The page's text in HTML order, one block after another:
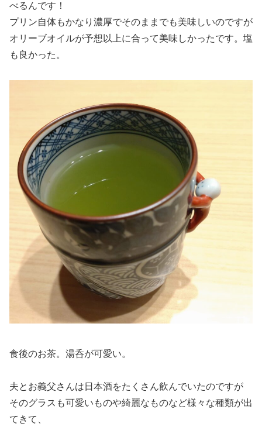
べるんです！
プリン自体もかなり濃厚でそのままでも美味しいのですが
オリーブオイルが予想以上に合って美味しかったです。塩
も良かった。
食後のお茶。湯呑が可愛い。
夫とお義父さんは日本酒をたくさん飲んでいたのですが
そのグラスも可愛いものや綺麗なものなど様々な種類が出
てきて、